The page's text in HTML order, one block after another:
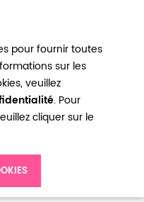
pour fournir toutes
sur les
veuillez
. Pour
cliquer sur le